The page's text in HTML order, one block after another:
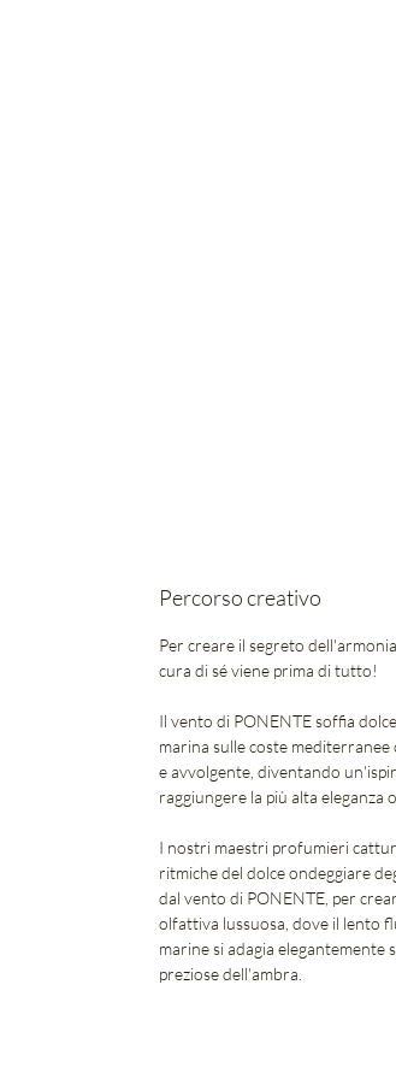
Percorso creativo
Per creare il segreto
cura di sé viene prima di tutto!
Il vento di PONENTE soffia
marina sulle coste
e avvolgente, diventando
raggiungere la più alta eleganza
I nostri maestri profumieri
ritmiche del dolce ondeggiare
dal vento di PONENTE, per
olfattiva lussuosa, dove il lento
marine si adagia elegantemente
preziose dell'ambra.